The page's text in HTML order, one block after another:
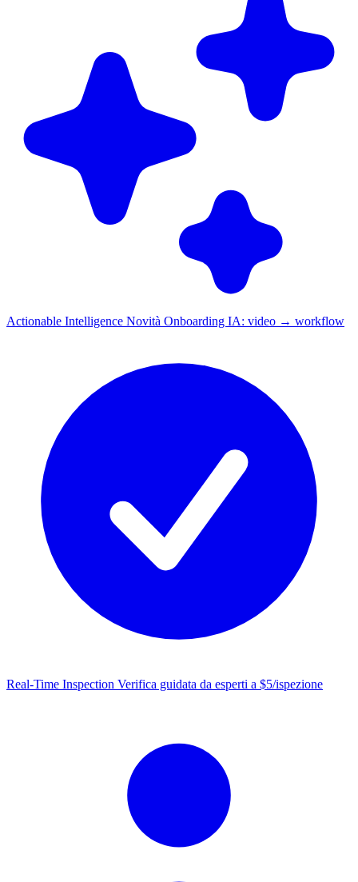
Actionable Intelligence Novità Onboarding IA: video → workflow
Real-Time Inspection Verifica guidata da esperti a $5/ispezione